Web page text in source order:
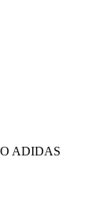
ADIDAS